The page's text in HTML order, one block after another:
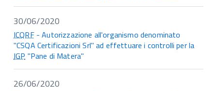
30/06/2020
ICQRF- Autorizzazione all'organismo denominato
"CSQA Certificazioni Srl" ad effettuare i controlli per la
IGP "Pane di Matera"
26/06/2020